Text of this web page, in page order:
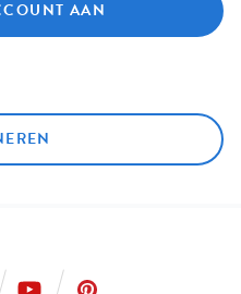
AAN